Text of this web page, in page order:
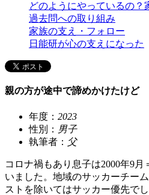
どのようにやっているの？
過去問への取り組み
家族の支え・フォロー
日能研が心の支えになった
親の方が途中で諦めかけたけど
年度： 2023
性別： 男子
執筆者： 父
コロナ禍もあり息子は2000年9
いました。地域のサッカーチー
ストを除いてはサッカー優先で